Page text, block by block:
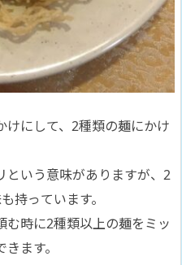
にして、2種類の麺にかけ
という意味がありますが、2
持っています。
む時に2種類以上の麺をミッ
ます。